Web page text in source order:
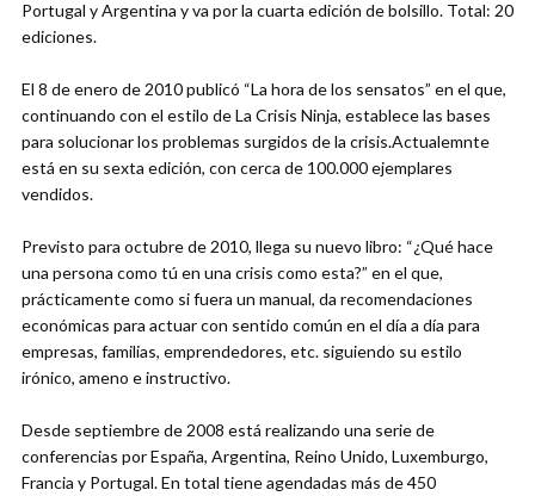
Portugal y Argentina y va por la cuarta edición de bolsillo. Total: 20
ediciones.
El 8 de enero de 2010 publicó “La hora de los sensatos” en el que,
continuando con el estilo de La Crisis Ninja, establece las bases
para solucionar los problemas surgidos de la crisis.Actualemnte
está en su sexta edición, con cerca de 100.000 ejemplares
vendidos.
Previsto para octubre de 2010, llega su nuevo libro: “¿Qué hace
una persona como tú en una crisis como esta?” en el que,
prácticamente como si fuera un manual, da recomendaciones
económicas para actuar con sentido común en el día a día para
empresas, familias, emprendedores, etc. siguiendo su estilo
irónico, ameno e instructivo.
Desde septiembre de 2008 está realizando una serie de
conferencias por España, Argentina, Reino Unido, Luxemburgo,
Francia y Portugal. En total tiene agendadas más de 450